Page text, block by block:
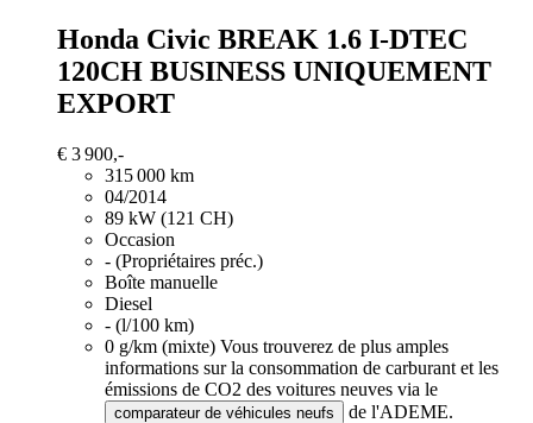
Honda Civic BREAK 1.6 I-DTEC
120CH BUSINESS UNIQUEMENT
EXPORT
€ 3 900,-
315 000 km
04/2014
89 kW (121 CH)
Occasion
- (Propriétaires préc.)
Boîte manuelle
Diesel
- (l/100 km)
0 g/km (mixte) Vous trouverez de plus amples
informations sur la consommation de carburant et les
émissions de CO2 des voitures neuves via le
comparateur de véhicules neufs
de l'ADEME.